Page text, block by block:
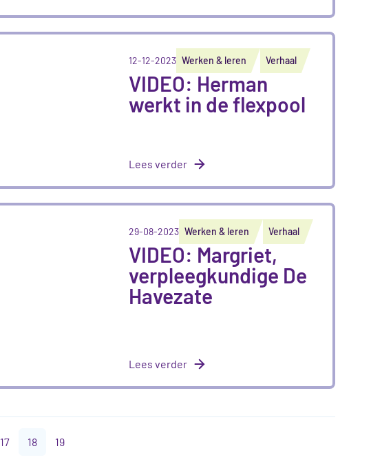
VIDEO: Herman
werkt in de flexpool
12-12-2023 Werken & leren Verhaal
Lees verder
VIDEO: Margriet,
verpleegkundige De
Havezate
29-08-2023 Werken & leren Verhaal
Lees verder
17 18 19